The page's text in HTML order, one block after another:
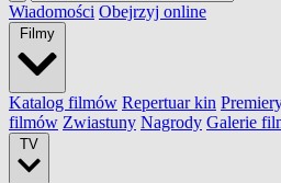
Wiadomości Obejrzyj online
Filmy
Katalog filmów Repertuar kin
filmów Zwiastuny Nagrody Galerie
TV